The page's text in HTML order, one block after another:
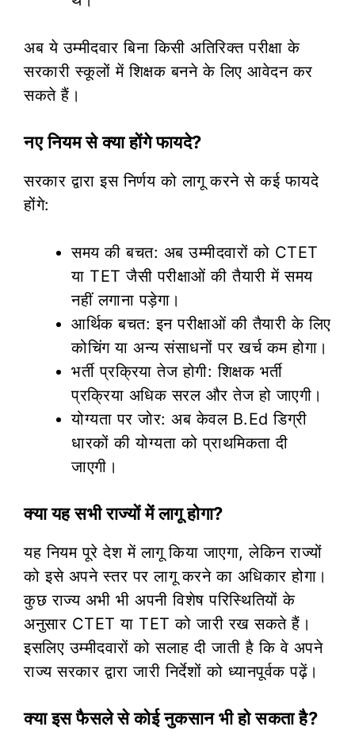
अब ये उम्मीदवार बिना किसी अतिरिक्त परीक्षा के
सरकारी स्कूलों में शिक्षक बनने के लिए आवेदन कर
सकते हैं।
नए नियम से क्या होंगे फायदे?
सरकार द्वारा इस निर्णय को लागू करने से कई फायदे
होंगे:
समय की बचत: अब उम्मीदवारों को CTET
या TET जैसी परीक्षाओं की तैयारी में समय
नहीं लगाना पड़ेगा।
आर्थिक बचत: इन परीक्षाओं की तैयारी के लिए
कोचिंग या अन्य संसाधनों पर खर्च कम होगा।
भर्ती प्रक्रिया तेज होगी: शिक्षक भर्ती
प्रक्रिया अधिक सरल और तेज हो जाएगी।
योग्यता पर जोर: अब केवल B.Ed डिग्री
धारकों की योग्यता को प्राथमिकता दी
जाएगी।
क्या यह सभी राज्यों में लागू होगा?
यह नियम पूरे देश में लागू किया जाएगा, लेकिन राज्यों
को इसे अपने स्तर पर लागू करने का अधिकार होगा।
कुछ राज्य अभी भी अपनी विशेष परिस्थितियों के
अनुसार CTET या TET को जारी रख सकते हैं।
इसलिए उम्मीदवारों को सलाह दी जाती है कि वे अपने
राज्य सरकार द्वारा जारी निर्देशों को ध्यानपूर्वक पढ़ें।
क्या इस फैसले से कोई नुकसान भी हो सकता है?